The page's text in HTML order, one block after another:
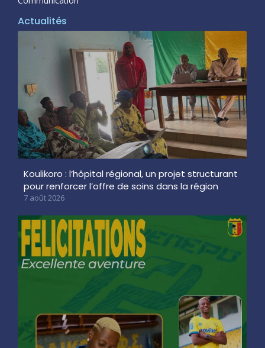
Actualités
Koulikoro : l’hôpital régional, un projet structurant
pour renforcer l’offre de soins dans la région
7 août 2026